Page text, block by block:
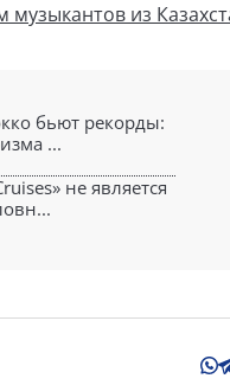
из
бьют рекорды:
...
не является